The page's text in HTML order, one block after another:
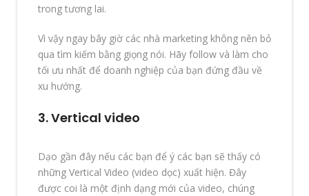
trong tương lai.
Vì vậy ngay bây giờ các nhà marketing không nên bỏ
qua tìm kiếm bằng giọng nói. Hãy follow và làm cho
tối ưu nhất để doanh nghiệp của bạn đứng đầu về
xu hướng.
3. Vertical video
Dạo gần đây nếu các bạn để ý các bạn sẽ thấy có
những Vertical Video (video dọc) xuất hiện. Đây
được coi là một định dạng mới của video, chúng